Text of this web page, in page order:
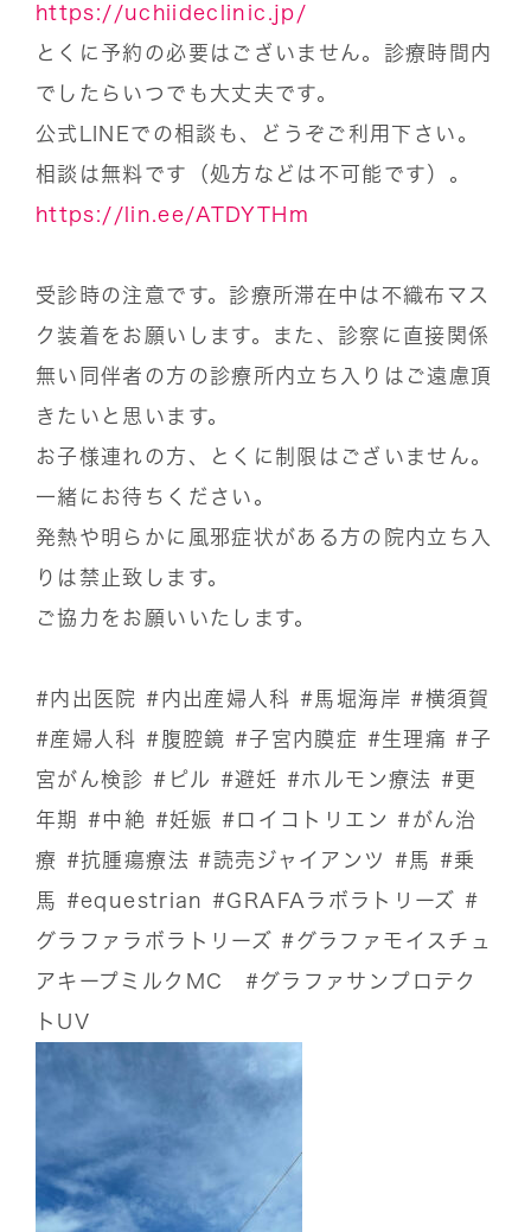
https://uchiideclinic.jp/
とくに予約の必要はございません。診療時間内
でしたらいつでも大丈夫です。
公式LINEでの相談も、どうぞご利用下さい。
相談は無料です（処方などは不可能です）。
https://lin.ee/ATDYTHm
受診時の注意です。診療所滞在中は不織布マス
ク装着をお願いします。また、診察に直接関係
無い同伴者の方の診療所内立ち入りはご遠慮頂
きたいと思います。
お子様連れの方、とくに制限はございません。
一緒にお待ちください。
発熱や明らかに風邪症状がある方の院内立ち入
りは禁止致します。
ご協力をお願いいたします。
#内出医院 #内出産婦人科 #馬堀海岸 #横須賀
#産婦人科 #腹腔鏡 #子宮内膜症 #生理痛 #子
宮がん検診 #ピル #避妊 #ホルモン療法 #更
年期
#中絶 #妊娠 #ロイコトリエン #がん治
療 #抗腫瘍療法 #読売ジャイアンツ #馬
#乗
馬
#equestrian #GRAFAラボラトリーズ #
グラファラボラトリーズ #グラファモイスチュ
アキープミルクMC
#グラファサンプロテク
トUV